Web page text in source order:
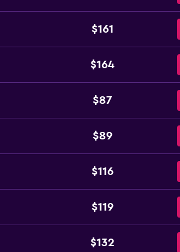
$161
$164
$87
$89
$116
$119
$132